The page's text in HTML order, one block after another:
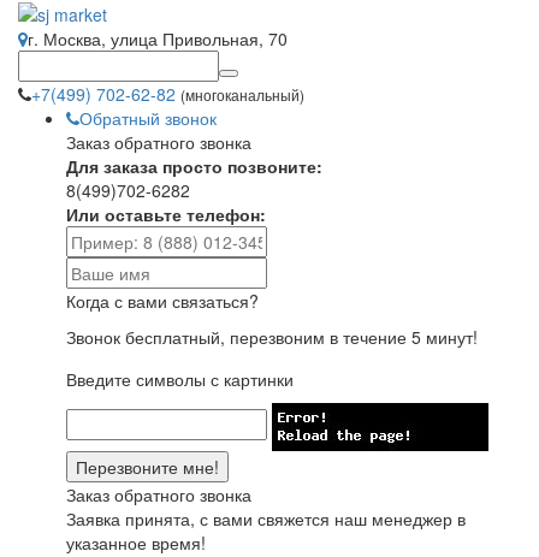
г. Москва, улица Привольная, 70
+7(499) 702-62-82 (многоканальный)
Обратный звонок
Заказ обратного звонка
Для заказа просто позвоните:
8(499)702-6282
Или оставьте телефон:
Когда с вами связаться?
Звонок бесплатный, перезвоним в течение 5 минут!
Введите символы с картинки
Заказ обратного звонка
Заявка принята, с вами свяжется наш менеджер в
указанное время!